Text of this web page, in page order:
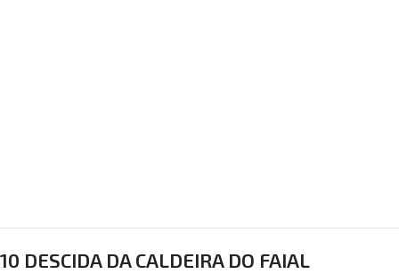
10 DESCIDA DA CALDEIRA DO FAIAL